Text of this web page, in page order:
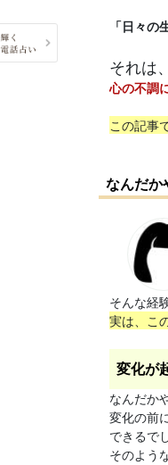
「日々
それは
心の不調
この記事
なんだか
そんな経
実は、こ
変化が
なんだか
変化の前
できるで
そのよう